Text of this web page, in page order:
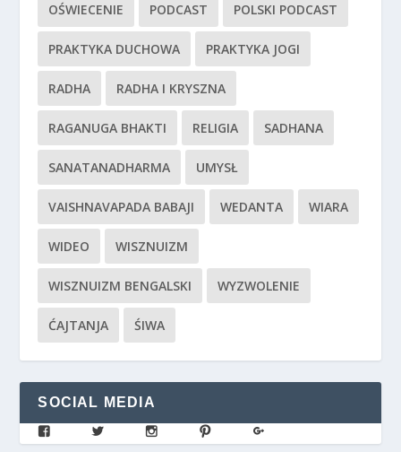
OŚWIECENIE PODCAST POLSKI PODCAST
PRAKTYKA DUCHOWA PRAKTYKA JOGI
RADHA RADHA I KRYSZNA
RAGANUGA BHAKTI RELIGIA SADHANA
SANATANADHARMA UMYSŁ
VAISHNAVAPADA BABAJI WEDANTA WIARA
WIDEO WISZNUIZM
WISZNUIZM BENGALSKI WYZWOLENIE
ĆAJTANJA ŚIWA
SOCIAL MEDIA